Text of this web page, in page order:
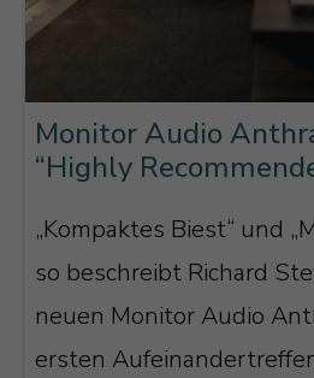
Monitor Audio
“Highly
„Kompaktes Biest“ und
so beschreibt Richard
neuen Monitor Audio
ersten